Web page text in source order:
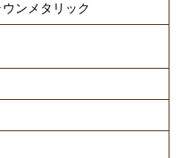
ウンメタリック